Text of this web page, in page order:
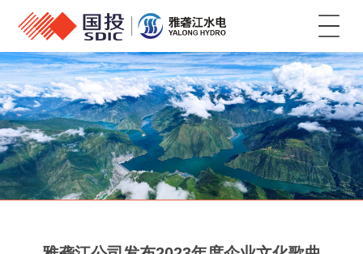
菜单